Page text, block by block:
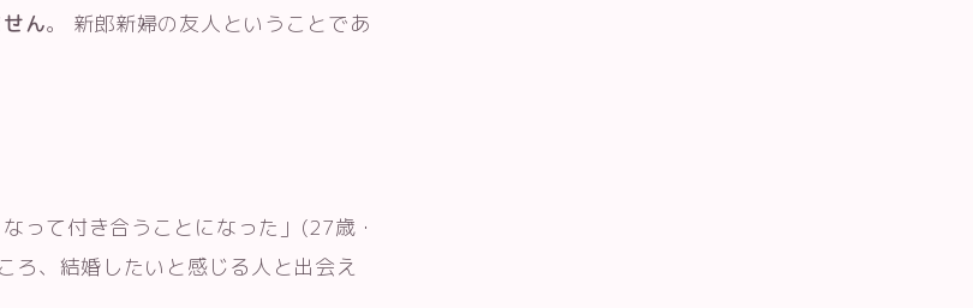
ん。 新郎新婦の友人ということであ
って付き合うことになった」(27歳・
ろ、結婚したいと感じる人と出会え